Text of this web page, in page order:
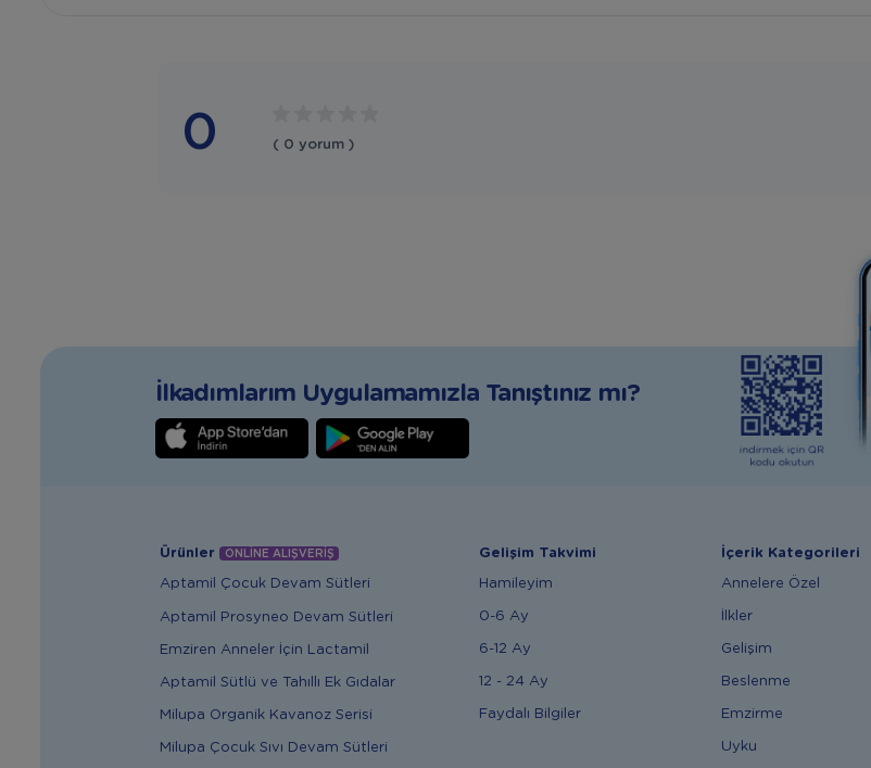
0 ( 0 yorum )
İlkadımlarım Uygulamamızla Tanıştınız mı?
Ürünler ONLİNE ALIŞVERİŞ
Aptamil Çocuk Devam Sütleri
Aptamil Prosyneo Devam Sütleri
Emziren Anneler İçin Lactamil
Aptamil Sütlü ve Tahıllı Ek Gıdalar
Milupa Organik Kavanoz Serisi
Milupa Çocuk Sıvı Devam Sütleri
Gelişim Takvimi
Hamileyim
0-6 Ay
6-12 Ay
12 - 24 Ay
Faydalı Bilgiler
İçerik Kategorileri
Annelere Özel
İlkler
Gelişim
Beslenme
Emzirme
Uyku